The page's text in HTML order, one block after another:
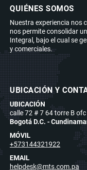
QUIÉNES SOMOS
Nuestra experiencia nos
nos permite consolidar
Integral, bajo el cual se
y comerciales.
UBICACIÓN Y
UBICACIÓN
calle 72 # 7 64 torre B ofc
Bogotá D.C. -
MÓVIL
+573144321922
EMAIL
helpdesk@mts.com.pa